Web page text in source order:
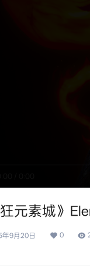
元素城》
年9月20日 0